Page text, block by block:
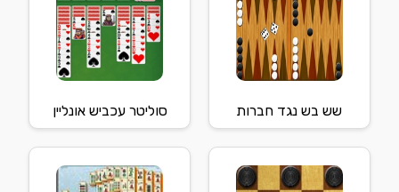
שש בש נגד חברות סוליטר עכביש אונליין